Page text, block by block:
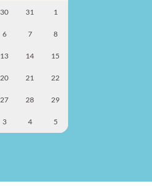
30 31 1
6 7 8
13 14 15
20 21 22
27 28 29
3 4 5